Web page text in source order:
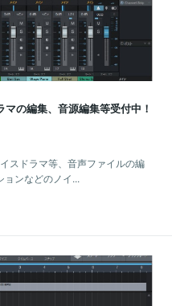
の編集、音源編集等受付中！
スドラマ等、音声ファイルの編
ンなどのノイ...